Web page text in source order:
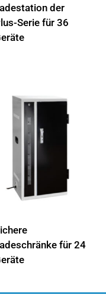
der
Serie für 36
für 24